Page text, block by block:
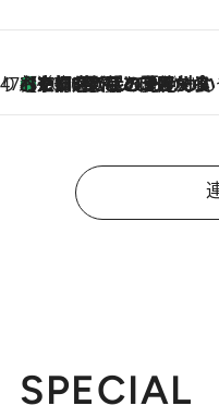
47都道府県の手みやげ ひんやりスイーツで夏を満喫
2026.8.7
【京都府】この夏絶対食べたい 冷やしておいしいおやつ3選 ひと口目から心を掴む新緑のテリーヌ
SPECIAL